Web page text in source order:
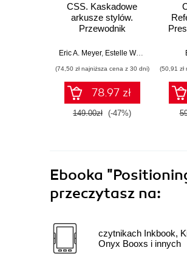
CSS. Kaskadowe
arkusze stylów.
Przewodnik
Wydanie IV
Eric A. Meyer, Estelle Weyl
(74,50 zł najniższa cena z 30 dni)
78.97 zł
149.00zł (-47%)
(50,91 zł
Ebooka
przeczytasz na:
czytnikach Inkbook,
Onyx Booxs i innych